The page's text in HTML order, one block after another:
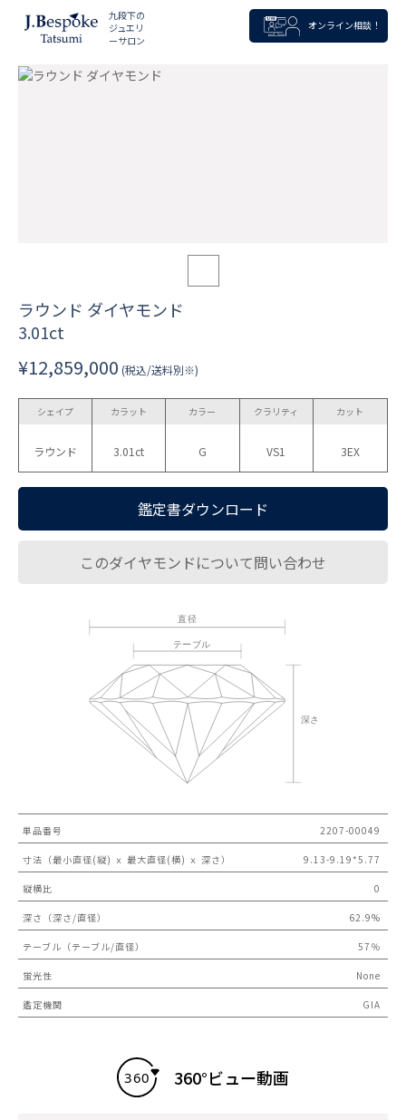
九段下の
ジュエリ
ーサロン
オンライン相談！
ラウンド ダイヤモンド
3.01ct
¥12,859,000 (税込/送料別※)
シェイプ
ラウンド
カラット
3.01ct
カラー
G
クラリティ
VS1
カット
3EX
鑑定書ダウンロード
このダイヤモンドについて問い合わせ
単品番号 2207-00049
寸法（最小直径(縦) ｘ 最大直径(横) ｘ 深さ） 9.13-9.19*5.77
縦横比 0
深さ（深さ/直径） 62.9%
テーブル（テーブル/直径） 57％
蛍光性 None
鑑定機関 GIA
360°ビュー動画